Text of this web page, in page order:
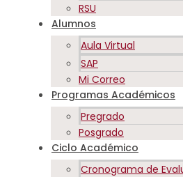
RSU
Alumnos
Aula Virtual
SAP
Mi Correo
Programas Académicos
Pregrado
Posgrado
Ciclo Académico
Cronograma de